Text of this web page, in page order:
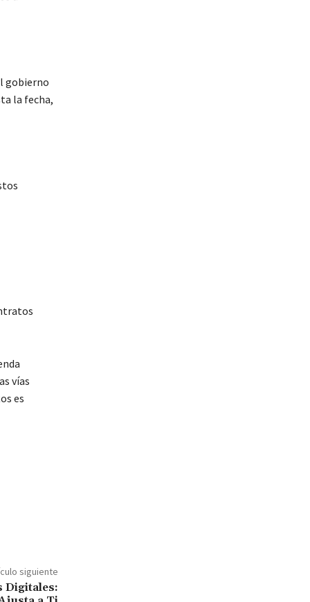
gobierno
la fecha,
vías
es
siguiente
Digitales: